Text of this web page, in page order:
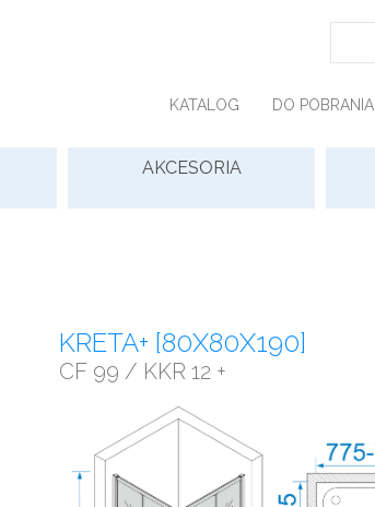
KATALOG DO POBRANIA
AKCESORIA
KRETA+ [80X80X190]
CF 99 / KKR 12 +